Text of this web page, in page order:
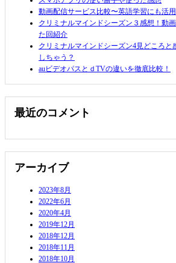
動画配信サービス比較〜英語学習にも活
クリミナルマインドシーズン３感想！動
た回紹介
クリミナルマインドシーズン4見どころと
しちゃう？
auビデオパスとｄTVの違いを徹底比較！
最近のコメント
アーカイブ
2023年8月
2022年6月
2020年4月
2019年12月
2018年12月
2018年11月
2018年10月